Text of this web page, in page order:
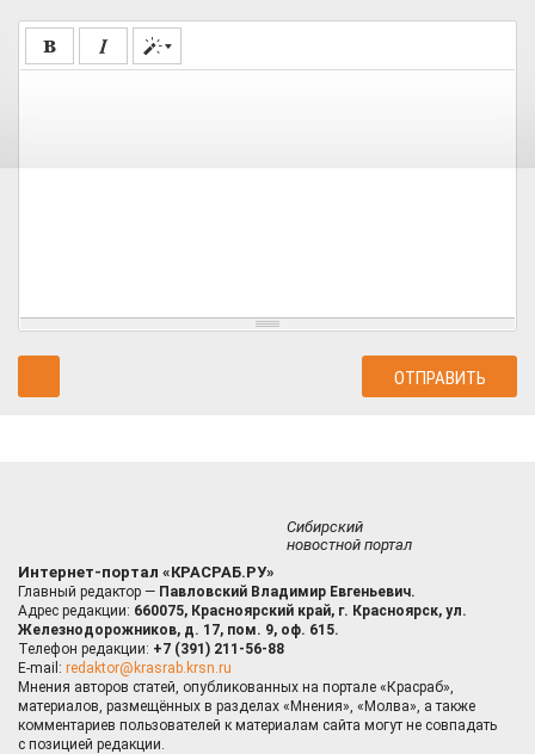
Сибирский
новостной портал
Интернет-портал «КРАСРАБ.РУ»
Главный редактор — Павловский Владимир Евгеньевич.
Адрес редакции: 660075, Красноярский край, г. Красноярск, ул.
Железнодорожников, д. 17, пом. 9, оф. 615.
Телефон редакции: +7 (391) 211-56-88
E-mail: redaktor@krasrab.krsn.ru
Мнения авторов статей, опубликованных на портале «Красраб»,
материалов, размещённых в разделах «Мнения», «Молва», а также
комментариев пользователей к материалам сайта могут не совпадать
с позицией редакции.